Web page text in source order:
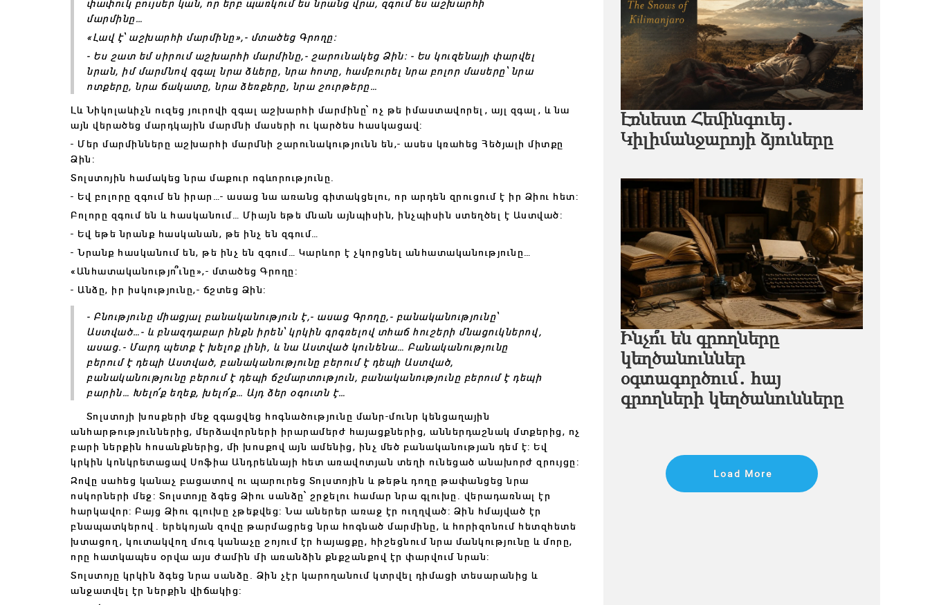
փափուկ բույսեր կան, որ երբ պառկում ես նրանց վրա, զգում ես աշխարհի
մարմինը…
«Լավ է՝ աշխարհի մարմինը»,- մտածեց Գրողը:
- Ես շատ եմ սիրում աշխարհի մարմինը,- շարունակեց Ձին: - Ես կուզենայի փարվել
նրան, իմ մարմնով զգալ նրա ձևերը, նրա հոտը, համբուրել նրա բոլոր մասերը՝ նրա
ոտքերը, նրա ճակատը, նրա ձեռքերը, նրա շուրթերը…
Լև Նիկոլաևիչն ուզեց յուրովի զգալ աշխարհի մարմինը՝ ոչ թե իմաստավորել, այլ զգալ, և նա
այն վերածեց մարդկային մարմնի մասերի ու կարծես հասկացավ:
- Մեր մարմինները աշխարհի մարմնի շարունակությունն են,- ասես կռահեց Հեծյալի միտքը
Ձին:
Տոլստոյին համակեց նրա մաքուր ոգևորությունը.
- Եվ բոլորը զգում են իրար…- ասաց նա առանց գիտակցելու, որ արդեն զրուցում է իր Ձիու հետ:
Բոլորը զգում են և հասկանում… Միայն եթե մնան այնպիսին, ինչպիսին ստեղծել է Աստված:
- Եվ եթե նրանք հասկանան, թե ինչ են զգում…
- Նրանք հասկանում են, թե ինչ են զգում… Կարևոր է չկորցնել անհատականությունը…
«Անհատականությո՞ւնը»,- մտածեց Գրողը:
- Անձը, իր իսկությունը,- ճշտեց Ձին:
- Բնությունը միացյալ բանականություն է,- ասաց Գրողը,- բանականությունը՝
Աստված…- և բնազդաբար ինքն իրեն՝ կրկին գրգռելով տհաճ հուշերի մնացուկներով,
ասաց.- Մարդ պետք է խելոք լինի, և նա Աստված կունենա… Բանականությունը
բերում է դեպի Աստված, բանականությունը բերում է դեպի Աստված,
բանականությունը բերում է դեպի ճշմարտություն, բանականությունը բերում է դեպի
բարին… Խելո՛ք եղեք, խելո՛ք… Այդ ձեր օգուտն է…
Տոլստոյի խոսքերի մեջ զգացվեց հոգնածությունը մանր-մունր կենցաղային
անհարթություններից, մերձավորների իրարամերժ հայացքներից, աններդաշնակ մտքերից, ոչ
բարի ներքին հոսանքներից, մի խոսքով այն ամենից, ինչ մեծ բանականության դեմ է: Եվ
կրկին կոնկրետացավ Սոֆիա Անդրեևնայի հետ առավոտյան տեղի ունեցած անախորժ զրույցը:
Զովը սահեց կանաչ բացատով ու պարուրեց Տոլստոյին և թեթև դողը թափանցեց նրա
ոսկորների մեջ: Տոլստոյը ձգեց Ձիու սանձը՝ շրջելու համար նրա գլուխը. վերադառնալ էր
հարկավոր: Բայց Ձիու գլուխը չթեքվեց: Նա աներեր առաջ էր ուղղված: Ձին հմայված էր
բնապատկերով. երեկոյան զովը թարմացրեց նրա հոգնած մարմինը, և հորիզոնում հետզհետե
խտացող, կուտակվող մուգ կանաչը շոյում էր հայացքը, հիշեցնում նրա մանկությունը և մորը,
որը հատկապես օրվա այս ժամին մի առանձին քնքշանքով էր փարվում նրան:
Տոլստոյը կրկին ձգեց նրա սանձը. Ձին չէր կարողանում կտրվել դիմացի տեսարանից և
անջատվել էր ներքին վիճակից:
Էռնեստ Հեմինգուեյ․
Կիլիմանջարոյի ձյուները
Ինչո՞ւ են գրողները
կեղծանուններ
օգտագործում․ հայ
գրողների կեղծանունները
Load More